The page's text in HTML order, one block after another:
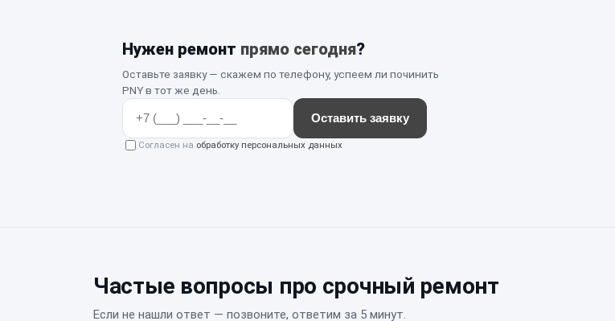
Нужен ремонт прямо сегодня?
Оставьте заявку — скажем по телефону, успеем ли починить
PNY в тот же день.
Оставить заявку
Согласен на обработку персональных данных
Частые вопросы про срочный ремонт
Если не нашли ответ — позвоните, ответим за 5 минут.